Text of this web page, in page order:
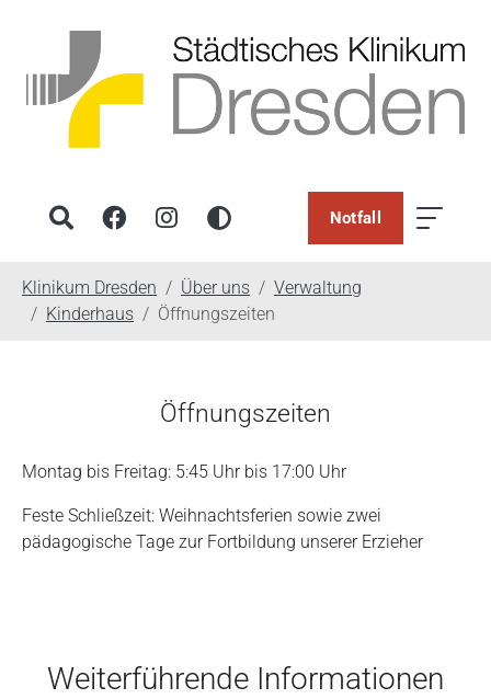
Notfall
Klinikum Dresden Über uns
Verwaltung
Kinderhaus
Öffnungszeiten
Öffnungszeiten
Montag bis Freitag: 5:45 Uhr bis 17:00 Uhr
Feste Schließzeit: Weihnachtsferien sowie zwei
pädagogische Tage zur Fortbildung unserer Erzieher
Weiterführende Informationen